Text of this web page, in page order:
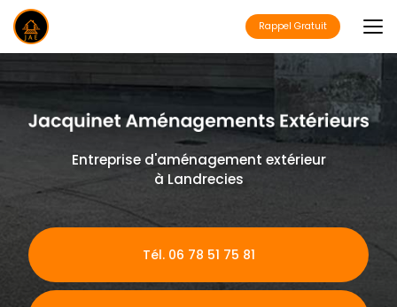
Aller
au
contenu
principal
Rappel Gratuit
Entreprise d'aménagement extérieur
à Landrecies
Tél. 06 78 51 75 81